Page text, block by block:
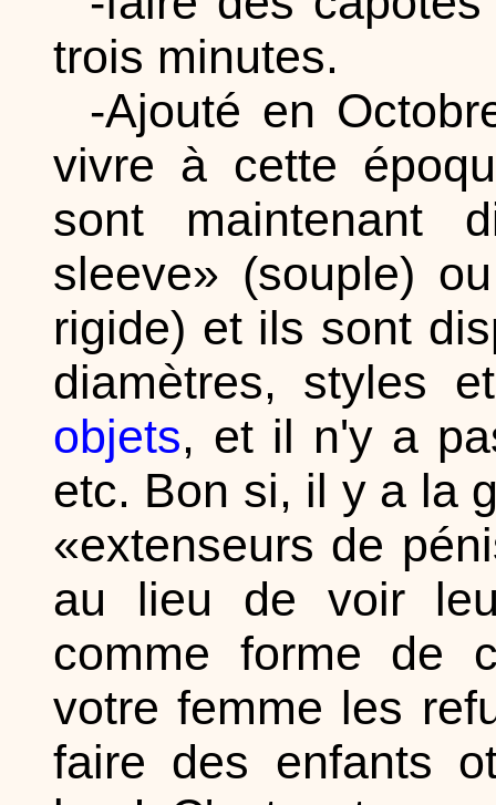
trois minutes.
-Ajouté en
vivre à cette
sont maintenant
sleeve» (souple)
rigide) et ils sont
diamètres, styles
objets, et il n'y a
etc. Bon si, il y a la
«extenseurs de
au lieu de voir
comme forme de
votre femme les
faire des enfants